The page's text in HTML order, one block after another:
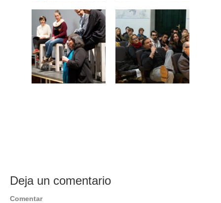
Deja un comentario
Comentar